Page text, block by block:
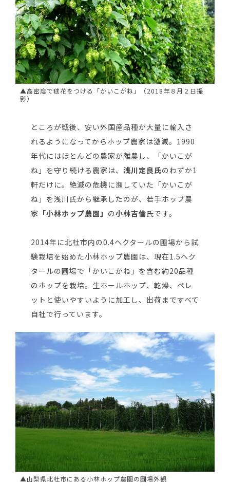
▲高密度で毬花をつける「かいこがね」（2018年８月２日撮
影）
ところが戦後、安い外国産品種が大量に輸入さ
れるようになってからホップ農家は激減。1990
年代にはほとんどの農家が離農し、「かいこが
ね」を守り続ける農家は、 浅川定良氏のわずか1
軒だけに。絶滅の危機に瀕していた「かいこが
ね」を浅川氏から継承したのが、若手ホップ農
家 「小林ホップ農園」 の小林吉倫氏です。
2014年に北杜市内の0.4ヘクタールの圃場から試
験栽培を始めた小林ホップ農園は、現在1.5ヘク
タールの圃場で「かいこがね」を含む約20品種
のホップを栽培。生ホールホップ、乾燥、ペレ
ットと使いやすいように加工し、出荷まですべて
自社で行っています。
▲山梨県北杜市にある小林ホップ農園の圃場外観